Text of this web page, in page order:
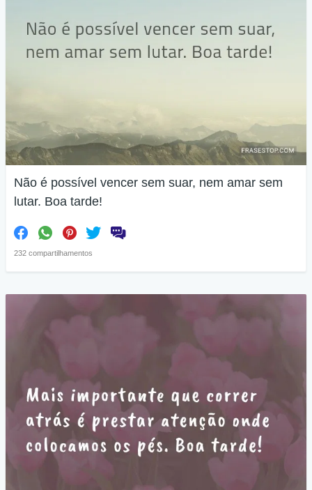
Não é possível vencer sem suar, nem amar sem
lutar. Boa tarde!
232 compartilhamentos